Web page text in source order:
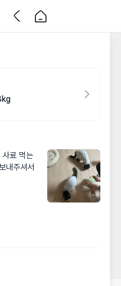
사료 먹는
내주셔서